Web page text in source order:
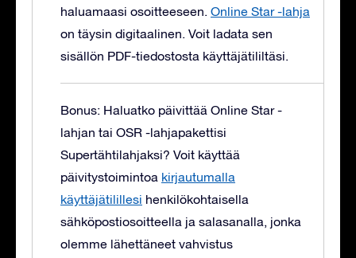
haluamaasi osoitteeseen. Online Star -lahja
on täysin digitaalinen. Voit ladata sen
sisällön PDF-tiedostosta käyttäjätililtäsi.
Bonus: Haluatko päivittää Online Star -
lahjan tai OSR -lahjapakettisi
Supertähtilahjaksi? Voit käyttää
päivitystoimintoa kirjautumalla
käyttäjätilillesi henkilökohtaisella
sähköpostiosoitteella ja salasanalla, jonka
olemme lähettäneet vahvistus